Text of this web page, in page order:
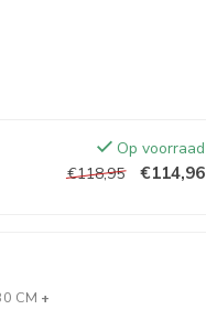
Op voorraad
€118,95
€114,96
CM +